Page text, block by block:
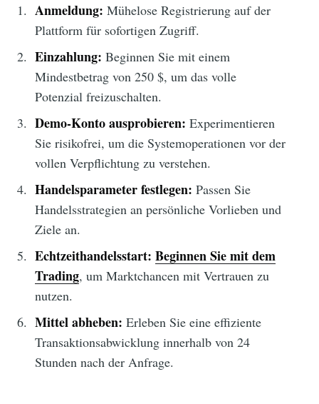
Anmeldung: Mühelose Registrierung auf der
Plattform für sofortigen Zugriff.
Einzahlung: Beginnen Sie mit einem
Mindestbetrag von 250 $, um das volle
Potenzial freizuschalten.
Demo-Konto ausprobieren: Experimentieren
Sie risikofrei, um die Systemoperationen vor der
vollen Verpflichtung zu verstehen.
Handelsparameter festlegen: Passen Sie
Handelsstrategien an persönliche Vorlieben und
Ziele an.
Echtzeithandelsstart: Beginnen Sie mit dem
Trading, um Marktchancen mit Vertrauen zu
nutzen.
Mittel abheben: Erleben Sie eine effiziente
Transaktionsabwicklung innerhalb von 24
Stunden nach der Anfrage.